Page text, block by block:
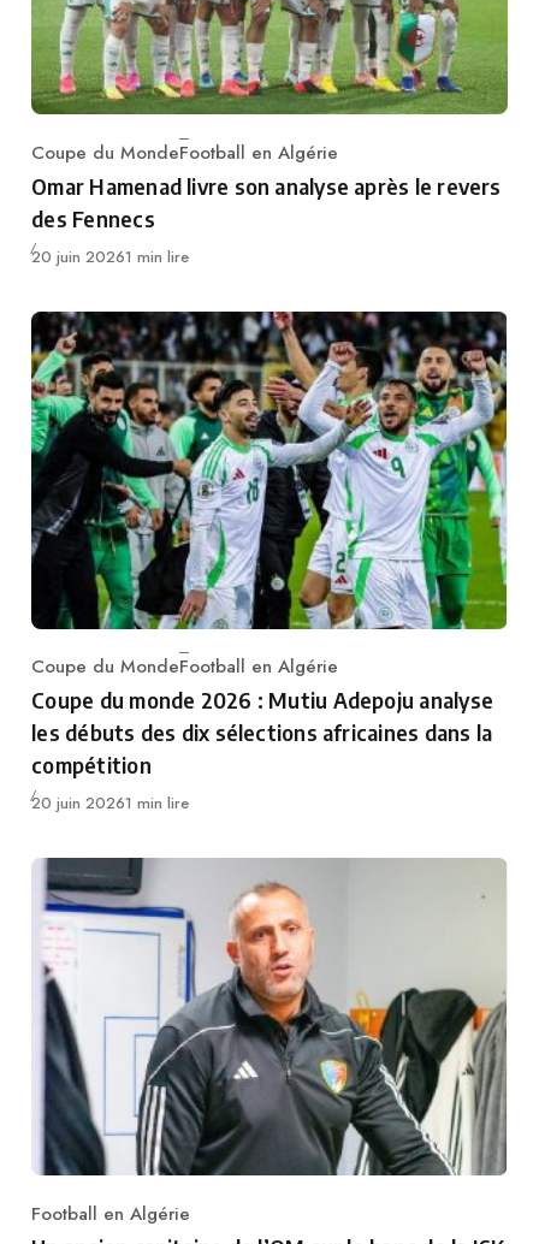
Category
Coupe du MondeFootball en Algérie
Omar Hamenad livre son analyse après le revers
des Fennecs
Publié
20 juin 20261 min lire
Category
Coupe du MondeFootball en Algérie
Coupe du monde 2026 : Mutiu Adepoju analyse
les débuts des dix sélections africaines dans la
compétition
Publié
20 juin 20261 min lire
Category
Football en Algérie